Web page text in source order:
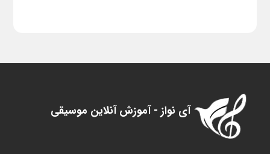
آی نواز - آموزش آنلاین موسیقی